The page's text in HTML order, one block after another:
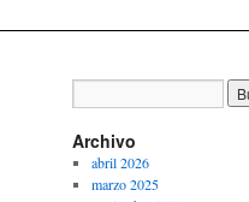
Archivo
abril 2026
marzo 2025